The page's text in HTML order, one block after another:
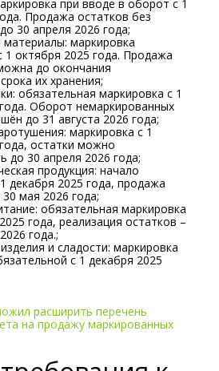
при вводе в оборот с 1
Продажа остатков без
30 апреля 2026 года;
маркировка
1 октября 2025 года. Продажа
до окончания
их хранения;
обязательная маркировка с 1
Оборот немаркированных
до 31 августа 2026 года;
маркировка с 1
остатки можно
до 30 апреля 2026 года;
продукция: начало
декабря 2025 года, продажа
мая 2026 года;
обязательная маркировка
года, реализация остатков –
года.;
и сладости: маркировка
с 1 декабря 2025
расширить перечень
на продажу маркированных